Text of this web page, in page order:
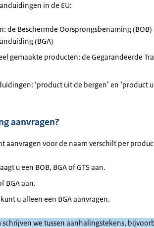
in de EU:
de Beschermde Oorsprongsbenaming (BOB)
(BGA)
gemaakte producten: de Gegarandeerde
‘product uit de bergen’ en ‘product
aanvragen?
aanvragen voor de naam verschilt per
u een BOB, BGA of GTS aan.
BGA aan.
u alleen een BGA aanvragen.
we tussen aanhalingstekens,